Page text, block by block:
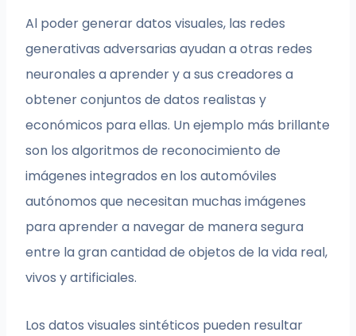
Al poder generar datos visuales, las redes
generativas adversarias ayudan a otras redes
neuronales a aprender y a sus creadores a
obtener conjuntos de datos realistas y
económicos para ellas. Un ejemplo más brillante
son los algoritmos de reconocimiento de
imágenes integrados en los automóviles
autónomos que necesitan muchas imágenes
para aprender a navegar de manera segura
entre la gran cantidad de objetos de la vida real,
vivos y artificiales.
Los datos visuales sintéticos pueden resultar